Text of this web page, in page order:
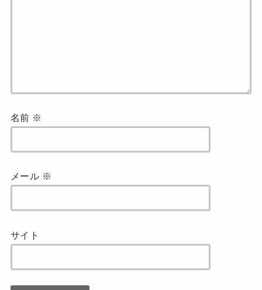
名前 ※
メール ※
サイト